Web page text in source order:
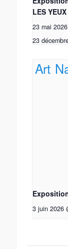
LES
23 mai
23
3 juin 2026